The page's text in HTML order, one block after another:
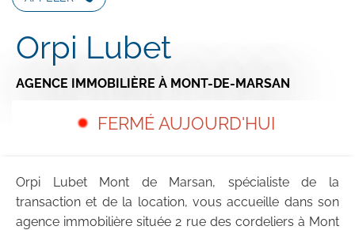
Orpi Lubet
AGENCE IMMOBILIÈRE À MONT-DE-MARSAN
FERMÉ AUJOURD'HUI
Orpi Lubet Mont de Marsan, spécialiste de la
transaction et de la location, vous accueille dans son
agence immobilière située 2 rue des cordeliers à Mont